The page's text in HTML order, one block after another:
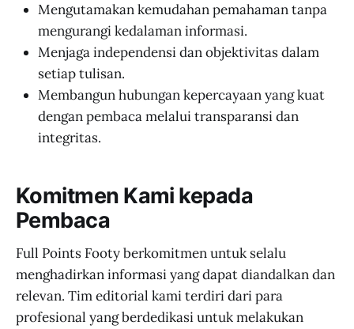
Mengutamakan kemudahan pemahaman tanpa
mengurangi kedalaman informasi.
Menjaga independensi dan objektivitas dalam
setiap tulisan.
Membangun hubungan kepercayaan yang kuat
dengan pembaca melalui transparansi dan
integritas.
Komitmen Kami kepada
Pembaca
Full Points Footy berkomitmen untuk selalu
menghadirkan informasi yang dapat diandalkan dan
relevan. Tim editorial kami terdiri dari para
profesional yang berdedikasi untuk melakukan